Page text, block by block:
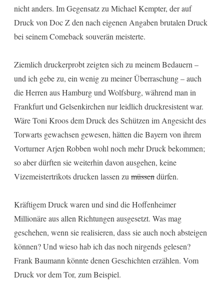
nicht anders. Im Gegensatz zu Michael Kempter, der auf
Druck von Doc Z den nach eigenen Angaben brutalen Druck
bei seinem Comeback souverän meisterte.
Ziemlich druckerprobt zeigten sich zu meinem Bedauern –
und ich gebe zu, ein wenig zu meiner Überraschung – auch
die Herren aus Hamburg und Wolfsburg, während man in
Frankfurt und Gelsenkirchen nur leidlich druckresistent war.
Wäre Toni Kroos dem Druck des Schützen im Angesicht des
Torwarts gewachsen gewesen, hätten die Bayern von ihrem
Vorturner Arjen Robben wohl noch mehr Druck bekommen;
so aber dürften sie weiterhin davon ausgehen, keine
Vizemeistertrikots drucken lassen zu müssendürfen.
Kräftigem Druck waren und sind die Hoffenheimer
Millionäre aus allen Richtungen ausgesetzt. Was mag
geschehen, wenn sie realisieren, dass sie auch noch absteigen
können? Und wieso hab ich das noch nirgends gelesen?
Frank Baumann könnte denen Geschichten erzählen. Vom
Druck vor dem Tor, zum Beispiel.